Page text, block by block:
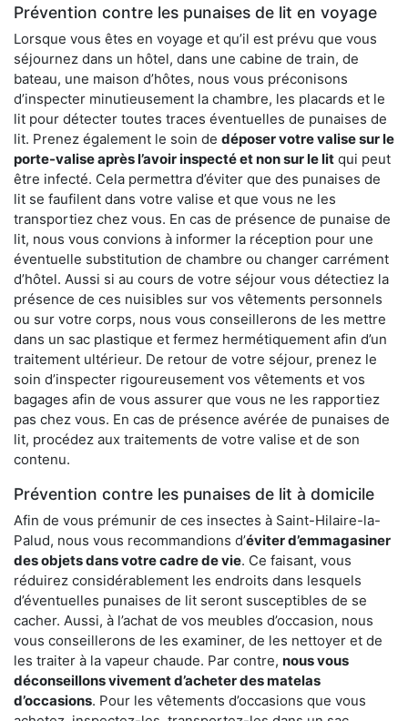
Prévention contre les punaises de lit en voyage
Lorsque vous êtes en voyage et qu’il est prévu que vous
séjournez dans un hôtel, dans une cabine de train, de
bateau, une maison d’hôtes, nous vous préconisons
d’inspecter minutieusement la chambre, les placards et le
lit pour détecter toutes traces éventuelles de punaises de
lit. Prenez également le soin de déposer votre valise sur le
porte-valise après l’avoir inspecté et non sur le lit qui peut
être infecté. Cela permettra d’éviter que des punaises de
lit se faufilent dans votre valise et que vous ne les
transportiez chez vous. En cas de présence de punaise de
lit, nous vous convions à informer la réception pour une
éventuelle substitution de chambre ou changer carrément
d’hôtel. Aussi si au cours de votre séjour vous détectiez la
présence de ces nuisibles sur vos vêtements personnels
ou sur votre corps, nous vous conseillerons de les mettre
dans un sac plastique et fermez hermétiquement afin d’un
traitement ultérieur. De retour de votre séjour, prenez le
soin d’inspecter rigoureusement vos vêtements et vos
bagages afin de vous assurer que vous ne les rapportiez
pas chez vous. En cas de présence avérée de punaises de
lit, procédez aux traitements de votre valise et de son
contenu.
Prévention contre les punaises de lit à domicile
Afin de vous prémunir de ces insectes à Saint-Hilaire-la-
Palud, nous vous recommandions d’éviter d’emmagasiner
des objets dans votre cadre de vie. Ce faisant, vous
réduirez considérablement les endroits dans lesquels
d’éventuelles punaises de lit seront susceptibles de se
cacher. Aussi, à l’achat de vos meubles d’occasion, nous
vous conseillerons de les examiner, de les nettoyer et de
les traiter à la vapeur chaude. Par contre, nous vous
déconseillons vivement d’acheter des matelas
d’occasions. Pour les vêtements d’occasions que vous